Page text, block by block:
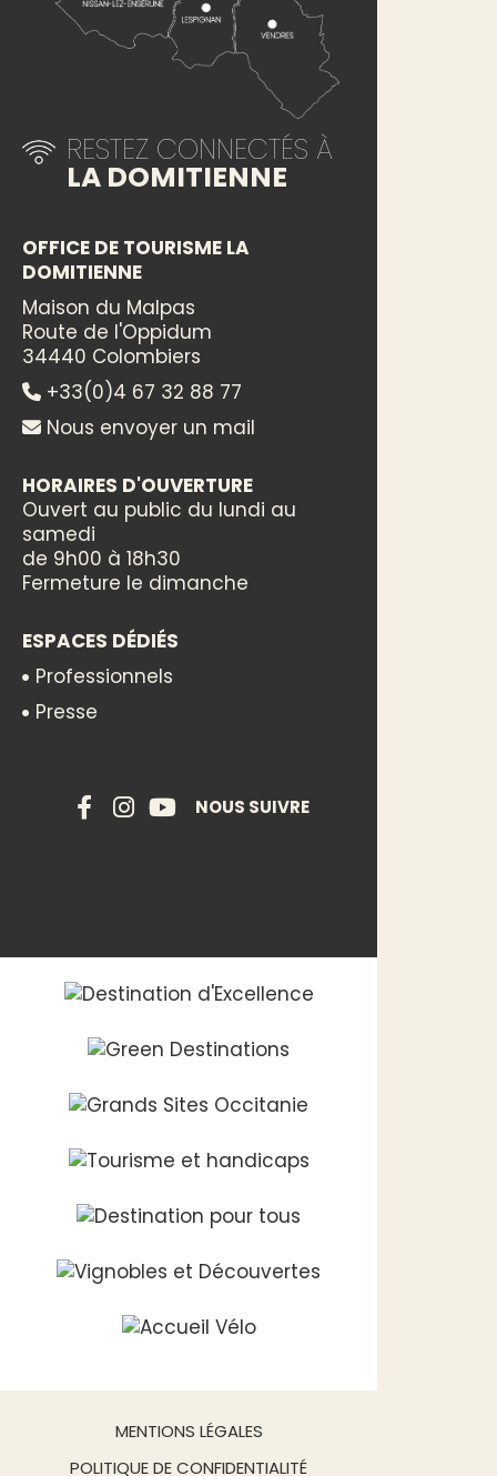
RESTEZ CONNECTÉS À
LA DOMITIENNE
OFFICE DE TOURISME LA
DOMITIENNE
Maison du Malpas
Route de l'Oppidum
34440 Colombiers
+33(0)4 67 32 88 77
Nous envoyer un mail
HORAIRES D'OUVERTURE
Ouvert au public du lundi au
samedi
de 9h00 à 18h30
Fermeture le dimanche
ESPACES DÉDIÉS
Professionnels
Presse
NOUS SUIVRE
MENTIONS LÉGALES
POLITIQUE DE CONFIDENTIALITÉ